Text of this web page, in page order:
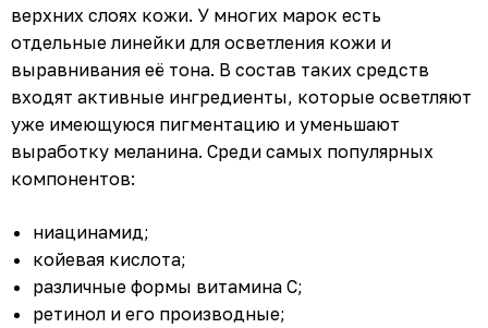
верхних слоях кожи. У многих марок есть
отдельные линейки для осветления кожи и
выравнивания её тона. В состав таких средств
входят активные ингредиенты, которые осветляют
уже имеющуюся пигментацию и уменьшают
выработку меланина. Среди самых популярных
компонентов:
ниацинамид;
койевая кислота;
различные формы витамина С;
ретинол и его производные;